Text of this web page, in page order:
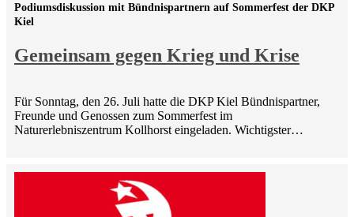
Gemeinsam gegen Krieg und Krise
Podiumsdiskussion mit Bündnispartnern auf Sommerfest der DKP
Kiel
Für Sonntag, den 26. Juli hatte die DKP Kiel Bündnispartner,
Freunde und Genossen zum Sommerfest im
Naturerlebniszentrum Kollhorst eingeladen. Wichtigster…